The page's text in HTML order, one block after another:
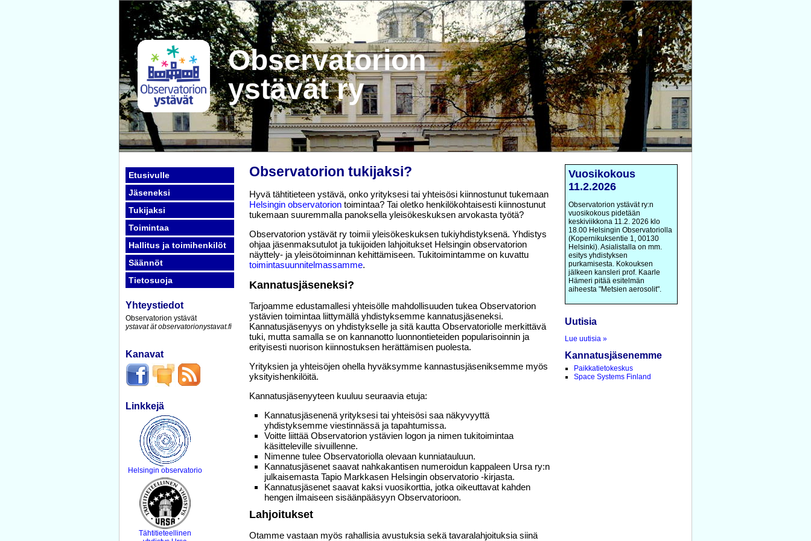
Observatorion
ystävät ry
Etusivulle
Jäseneksi
Tukijaksi
Toimintaa
Hallitus ja toimihenkilöt
Säännöt
Tietosuoja
Yhteystiedot
Observatorion ystävät
ystavat ät observatorionystavat.fi
Kanavat
Linkkejä
Helsingin observatorio
Tähtitieteellinen
Observatorion tukijaksi?
Hyvä tähtitieteen ystävä, onko yrityksesi tai yhteisösi kiinnostunut tukemaan
Helsingin observatorion toimintaa? Tai oletko henkilökohtaisesti kiinnostunut
tukemaan suuremmalla panoksella yleisökeskuksen arvokasta työtä?
Observatorion ystävät ry toimii yleisökeskuksen tukiyhdistyksenä. Yhdistys
ohjaa jäsenmaksutulot ja tukijoiden lahjoitukset Helsingin observatorion
näyttely- ja yleisötoiminnan kehittämiseen. Tukitoimintamme on kuvattu
toimintasuunnitelmassamme.
Kannatusjäseneksi?
Tarjoamme edustamallesi yhteisölle mahdollisuuden tukea Observatorion
ystävien toimintaa liittymällä yhdistyksemme kannatusjäseneksi.
Kannatusjäsenyys on yhdistykselle ja sitä kautta Observatoriolle merkittävä
tuki, mutta samalla se on kannanotto luonnontieteiden popularisoinnin ja
erityisesti nuorison kiinnostuksen herättämisen puolesta.
Yrityksien ja yhteisöjen ohella hyväksymme kannastusjäseniksemme myös
yksityishenkilöitä.
Kannatusjäsenyyteen kuuluu seuraavia etuja:
Kannatusjäsenenä yrityksesi tai yhteisösi saa näkyvyyttä
yhdistyksemme viestinnässä ja tapahtumissa.
Voitte liittää Observatorion ystävien logon ja nimen tukitoimintaa
käsitteleville sivuillenne.
Nimenne tulee Observatoriolla olevaan kunniatauluun.
Kannatusjäsenet saavat nahkakantisen numeroidun kappaleen Ursa ry:n
julkaisemasta Tapio Markkasen Helsingin observatorio -kirjasta.
Kannatusjäsenet saavat kaksi vuosikorttia, jotka oikeuttavat kahden
hengen ilmaiseen sisäänpääsyyn Observatorioon.
Lahjoitukset
Otamme vastaan myös rahallisia avustuksia sekä tavaralahjoituksia siinä
Vuosikokous
11.2.2026
Observatorion ystävät ry:n
vuosikokous pidetään
keskiviikkona 11.2. 2026 klo
18.00 Helsingin Observatoriolla
(Kopernikuksentie 1, 00130
Helsinki). Asialistalla on mm.
esitys yhdistyksen
purkamisesta. Kokouksen
jälkeen kansleri prof. Kaarle
Hämeri pitää esitelmän
aiheesta "Metsien aerosolit".
Uutisia
Lue uutisia »
Kannatusjäsenemme
Paikkatietokeskus
Space Systems Finland